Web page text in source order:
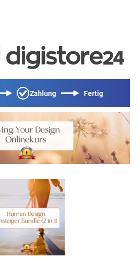
Zahlung Fertig